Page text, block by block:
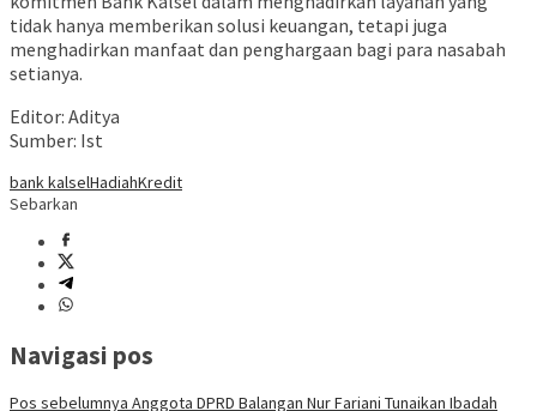
tidak hanya memberikan solusi keuangan, tetapi juga
menghadirkan manfaat dan penghargaan bagi para nasabah
setianya.
Editor: Aditya
Sumber: Ist
bank kalselHadiahKredit
Sebarkan
Navigasi pos
Pos sebelumnya Anggota DPRD Balangan Nur Fariani Tunaikan Ibadah